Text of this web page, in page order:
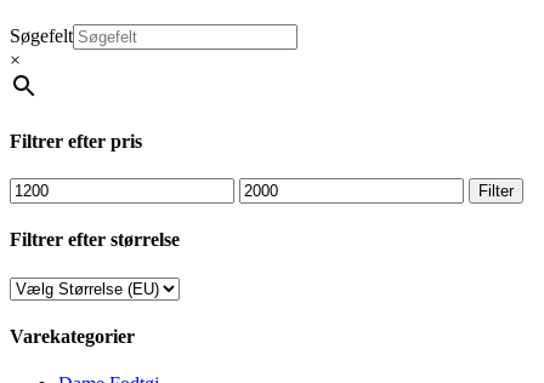
Søgefelt
×
Filtrer efter pris
Mindste
pris
Højeste
pris
Filter
Filtrer efter størrelse
Varekategorier